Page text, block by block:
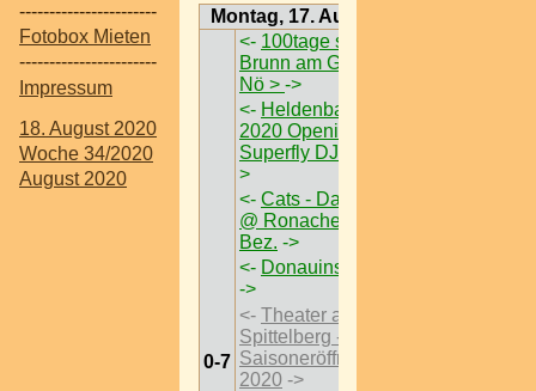
-----------------------
Fotobox Mieten
-----------------------
Impressum
18. August 2020
Woche 34/2020
August 2020
Montag, 17. August 2020
0-7
<- 100tage sommer @
Brunn am Gebirge <
Nö > ->
<- Heldenbar Saison
2020 Opening feat
Superfly DJ Sessions
>
<- Cats - Das Musical
@ Ronacher > W < 1
Bez. ->
<- Donauinselfest 2020
->
<- Theater am
Spittelberg -
Saisoneröffnung 1. Juli
2020 ->